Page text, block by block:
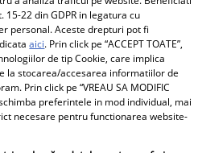
celui de-al 5-lea copil!!
După 4 fetițe urmează...
Ce frumoooos!
Dr. Mihai Craiu:
22 din GDPR in legatura cu
personal. Aceste drepturi pot fi
aici. Prin click pe “ACCEPT TOATE”,
de tip Cookie, care implica
la stocarea/accesarea informatiilor de
Prin click pe “VREAU SA MODIFIC
schimba preferintele in mod individual, mai
necesare pentru functionarea website-